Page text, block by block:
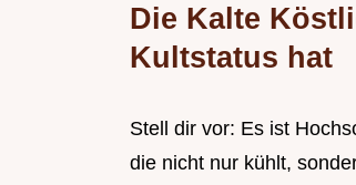
Die Kalte
Kultstatus hat
Stell dir vor: Es ist
die nicht nur kühlt,